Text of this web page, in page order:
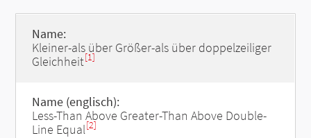
Name:
Kleiner-als über Größer-als über doppelzeiliger
Gleichheit[1]
Name (englisch):
Less-Than Above Greater-Than Above Double-
Line Equal[2]